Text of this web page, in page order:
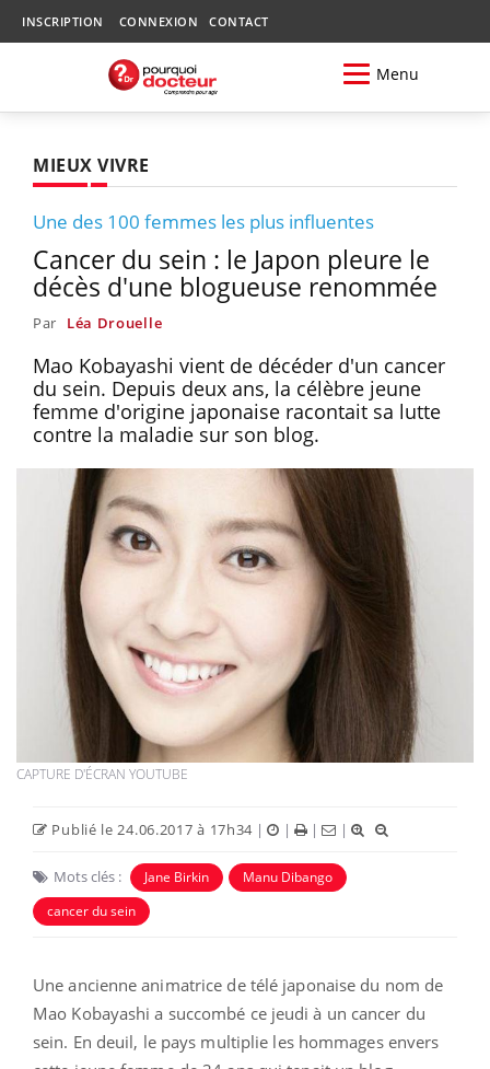
INSCRIPTION CONNEXION CONTACT
Menu
MIEUX VIVRE
Une des 100 femmes les plus influentes
Cancer du sein : le Japon pleure le
décès d'une blogueuse renommée
Par Léa Drouelle
Mao Kobayashi vient de décéder d'un cancer
du sein. Depuis deux ans, la célèbre jeune
femme d'origine japonaise racontait sa lutte
contre la maladie sur son blog.
CAPTURE D'ÉCRAN YOUTUBE
Publié le 24.06.2017 à 17h34 | | | |
Mots clés : Jane Birkin
Manu Dibango
cancer du sein
Une ancienne animatrice de télé japonaise du nom de
Mao Kobayashi a succombé ce jeudi à un cancer du
sein. En deuil, le pays multiplie les hommages envers